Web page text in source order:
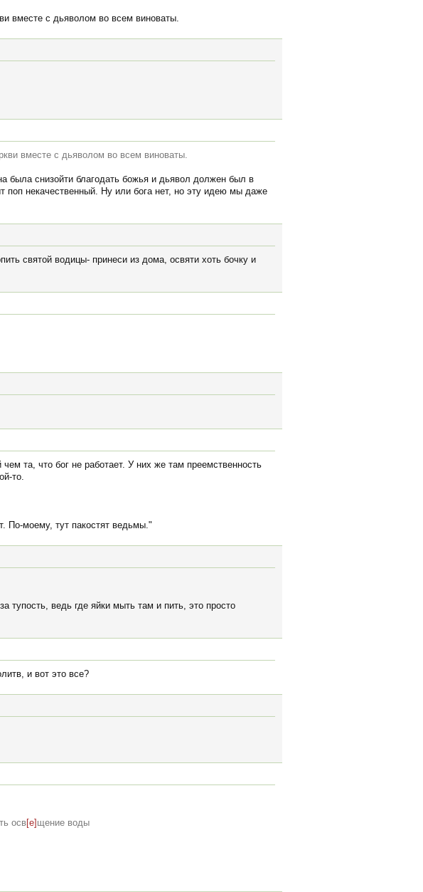
вместе с дьяволом во всем виноваты.
вместе с дьяволом во всем виноваты.
была снизойти благодать божья и дьявол должен был в
поп некачественный. Ну или бога нет, но эту идею мы даже
святой водицы- принеси из дома, освяти хоть бочку и
та, что бог не работает. У них же там преемственность
то.
моему, тут пакостят ведьмы."
тупость, ведь где яйки мыть там и пить, это просто
и вот это все?
осв[е] щение воды